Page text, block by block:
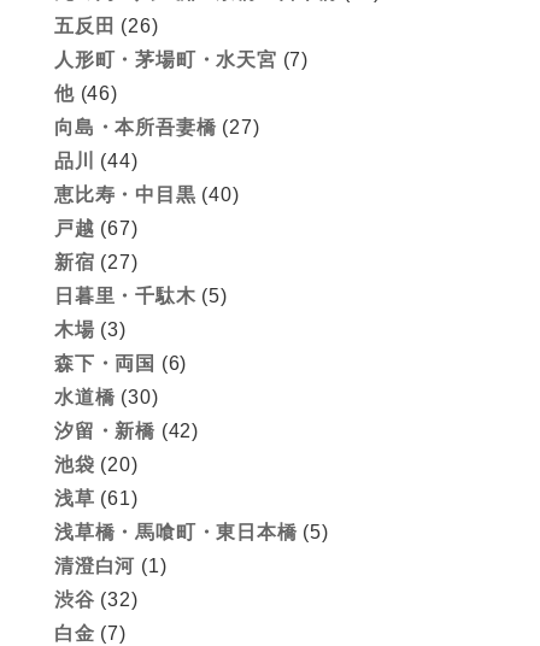
五反田 (26)
人形町・茅場町・水天宮 (7)
他(46)
向島・本所吾妻橋 (27)
品川
(44)
恵比寿・中目黒 (40)
戸越 (67)
新宿 (27)
日暮里・千駄木 (5)
木場 (3)
森下・両国 (6)
水道橋 (30)
汐留・新橋 (42)
池袋 (20)
浅草 (61)
浅草橋・馬喰町・東日本橋 (5)
清澄白河 (1)
渋谷 (32)
白金 (7)